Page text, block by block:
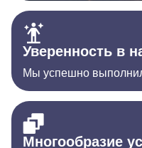
Уверенность в
Мы успешно
Многообразие